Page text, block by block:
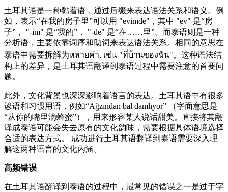
土耳其语是一种黏着语，通过后缀来表达语法关系和语义。例
如，表示“在我的房子里”可以用 "evimde"，其中 "ev" 是“房
子”， "-im" 是“我的”， "-de" 是“在……里”。而泰语则是一种
分析语，主要依靠词序和助词来表达语法关系。相同的意思在
泰语中需要拆解为หลายคำ, เช่น "ที่บ้านของฉัน"。这种语法结
构上的差异，是土耳其语翻译到泰语过程中需要注意的首要问
题。
此外，文化背景也深深影响着语言的表达。土耳其语中有很多
谚语和习惯用语，例如“Ağzından bal damlıyor” （字面意思是
“从你的嘴里滴蜂蜜”），用来形容某人说话甜美。直接将其翻
译成泰语可能会失去原有的文化韵味，需要根据具体语境选择
合适的表达方式。 成功进行土耳其语翻译到泰语需要深入理
解这两种语言的文化内涵。
高频错误
在土耳其语翻译到泰语的过程中，最常见的错误之一是过于字